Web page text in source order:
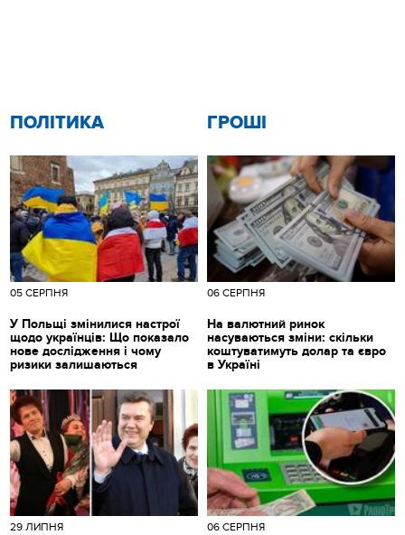
ПОЛІТИКА
05 СЕРПНЯ
У Польщі змінилися настрої
щодо українців: Що показало
нове дослідження і чому
ризики залишаються
ГРОШІ
06 СЕРПНЯ
На валютний ринок
насуваються зміни: скільки
коштуватимуть долар та євро
в Україні
29 ЛИПНЯ 06 СЕРПНЯ